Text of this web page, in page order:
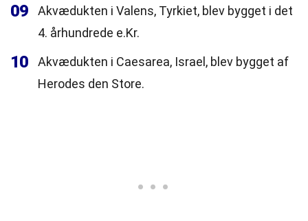
09
Akvædukten i Valens, Tyrkiet, blev bygget i det
4. århundrede e.Kr.
10
Akvædukten i Caesarea, Israel, blev bygget af
Herodes den Store.